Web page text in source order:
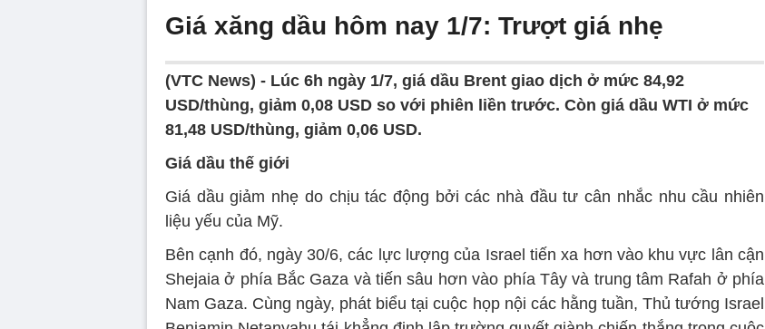
Giá xăng dầu hôm nay 1/7: Trượt giá nhẹ
(VTC News) - Lúc 6h ngày 1/7, giá dầu Brent giao dịch ở mức 84,92
USD/thùng, giảm 0,08 USD so với phiên liền trước. Còn giá dầu WTI ở mức
81,48 USD/thùng, giảm 0,06 USD.
Giá dầu thế giới
Giá dầu giảm nhẹ do chịu tác động bởi các nhà đầu tư cân nhắc nhu cầu nhiên
liệu yếu của Mỹ.
Bên cạnh đó, ngày 30/6, các lực lượng của Israel tiến xa hơn vào khu vực lân cận
Shejaia ở phía Bắc Gaza và tiến sâu hơn vào phía Tây và trung tâm Rafah ở phía
Nam Gaza. Cùng ngày, phát biểu tại cuộc họp nội các hằng tuần, Thủ tướng Israel